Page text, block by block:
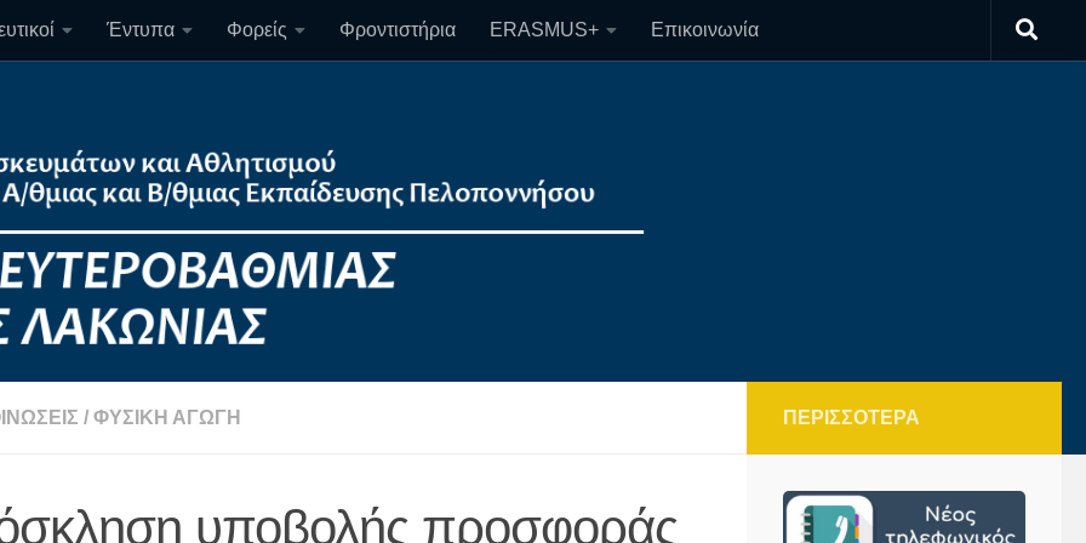
Έντυπα Φορείς Φροντιστήρια ERASMUS+ Επικοινωνία
/ ΦΥΣΙΚΉ ΑΓΩΓΉ
υποβολής προσφοράς
ΠΕΡΙΣΣΌΤΕΡΑ